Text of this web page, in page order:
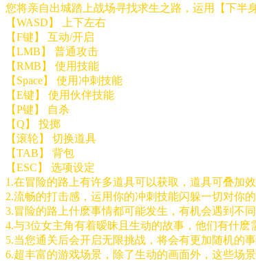
您将亲自出城踏上战场寻找求生之路，运用【下半
【WASD】 上下左右
【F键】 互动/开启
【LMB】 普通攻击
【RMB】 使用技能
【Space】 使用冲刺技能
【E键】 使用伙伴技能
【P键】 自杀
【Q】 投掷
【滚轮】 切换道具
【TAB】 背包
【ESC】 选项设定
1.在冒险的路上有许多道具可以获取，道具可叠加
2.流畅的打击感，运用你的冲刺技能闪躲一切对你
3.冒险的路上什麽事情都可能发生，有机会遇到不
4.与3位女主角有着暧昧且生动的故事，他们有什麽
5.当您通关后会开启无限挑战，将会有更加随机的
6.超丰富的游戏场景，除了生动的画面外，这些场